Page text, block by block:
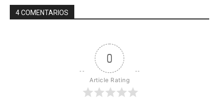
4 COMENTARIOS
0
Article Rating